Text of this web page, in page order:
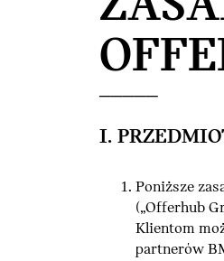
I.
Poniższe
(„Offerhub
Klientom
partnerów